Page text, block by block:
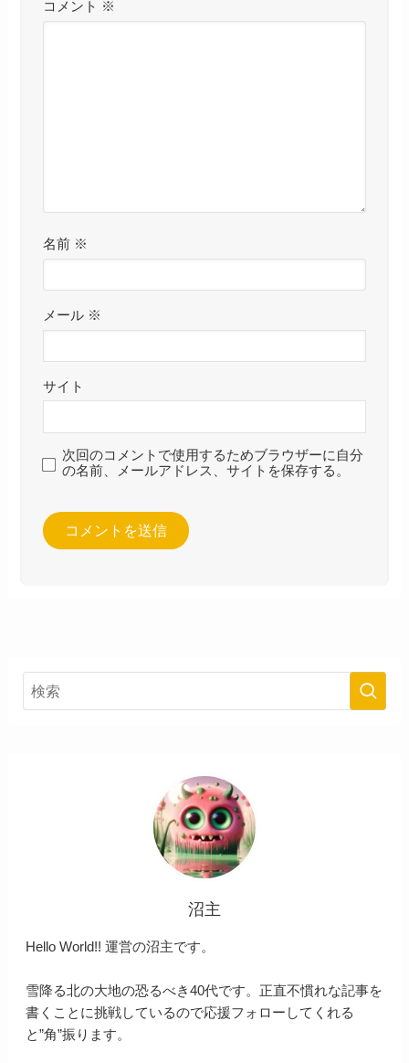
コメント ※
名前 ※
メール ※
サイト
次回のコメントで使用するためブラウザーに自分
の名前、メールアドレス、サイトを保存する。
沼主
Hello World!! 運営の沼主です。
雪降る北の大地の恐るべき40代です。正直不慣れな記事を
書くことに挑戦しているので応援フォローしてくれる
と”角”振ります。